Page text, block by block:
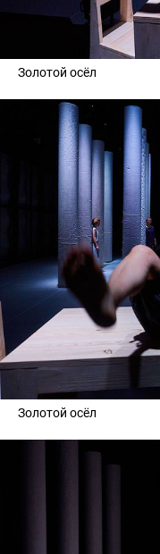
Золотой осёл
Золотой осёл